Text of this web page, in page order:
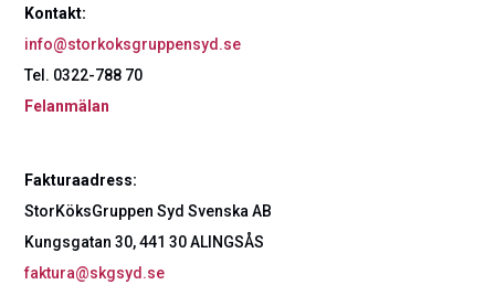
Kontakt:
info@storkoksgruppensyd.se
Tel. 0322-788 70
Felanmälan
Fakturaadress:
StorKöksGruppen Syd Svenska AB
Kungsgatan 30, 441 30 ALINGSÅS
faktura@skgsyd.se